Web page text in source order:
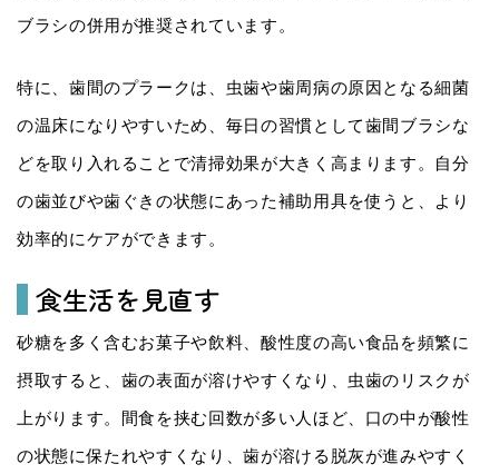
ブラシの併用が推奨されています。
特に、歯間のプラークは、虫歯や歯周病の原因となる細菌
の温床になりやすいため、毎日の習慣として歯間ブラシな
どを取り入れることで清掃効果が大きく高まります。自分
の歯並びや歯ぐきの状態にあった補助用具を使うと、より
効率的にケアができます。
食生活を見直す
砂糖を多く含むお菓子や飲料、酸性度の高い食品を頻繁に
摂取すると、歯の表面が溶けやすくなり、虫歯のリスクが
上がります。間食を挟む回数が多い人ほど、口の中が酸性
の状態に保たれやすくなり、歯が溶ける脱灰が進みやすく